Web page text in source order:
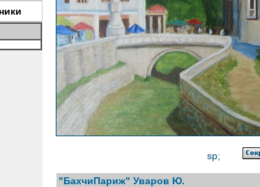
sp;
"БахчиПариж" Уваров Ю.